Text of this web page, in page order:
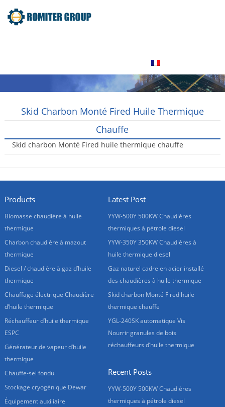
Skid Charbon Monté Fired Huile Thermique
Chauffe
Skid charbon Monté Fired huile thermique chauffe
Products
Biomasse chaudière à huile
thermique
Charbon chaudière à mazout
thermique
Diesel / chaudière à gaz d’huile
thermique
Chauffage électrique Chaudière
d’huile thermique
Réchauffeur d’huile thermique
ESPC
Générateur de vapeur d’huile
thermique
Chauffe-sel fondu
Stockage cryogénique Dewar
Équipement auxiliaire
Latest Post
YYW-500Y 500KW Chaudières
thermiques à pétrole diesel
YYW-350Y 350KW Chaudières à
huile thermique diesel
Gaz naturel cadre en acier installé
des chaudières à huile thermique
Skid charbon Monté Fired huile
thermique chauffe
YGL-240SK automatique Vis
Nourrir granules de bois
réchauffeurs d’huile thermique
Recent Posts
YYW-500Y 500KW Chaudières
thermiques à pétrole diesel